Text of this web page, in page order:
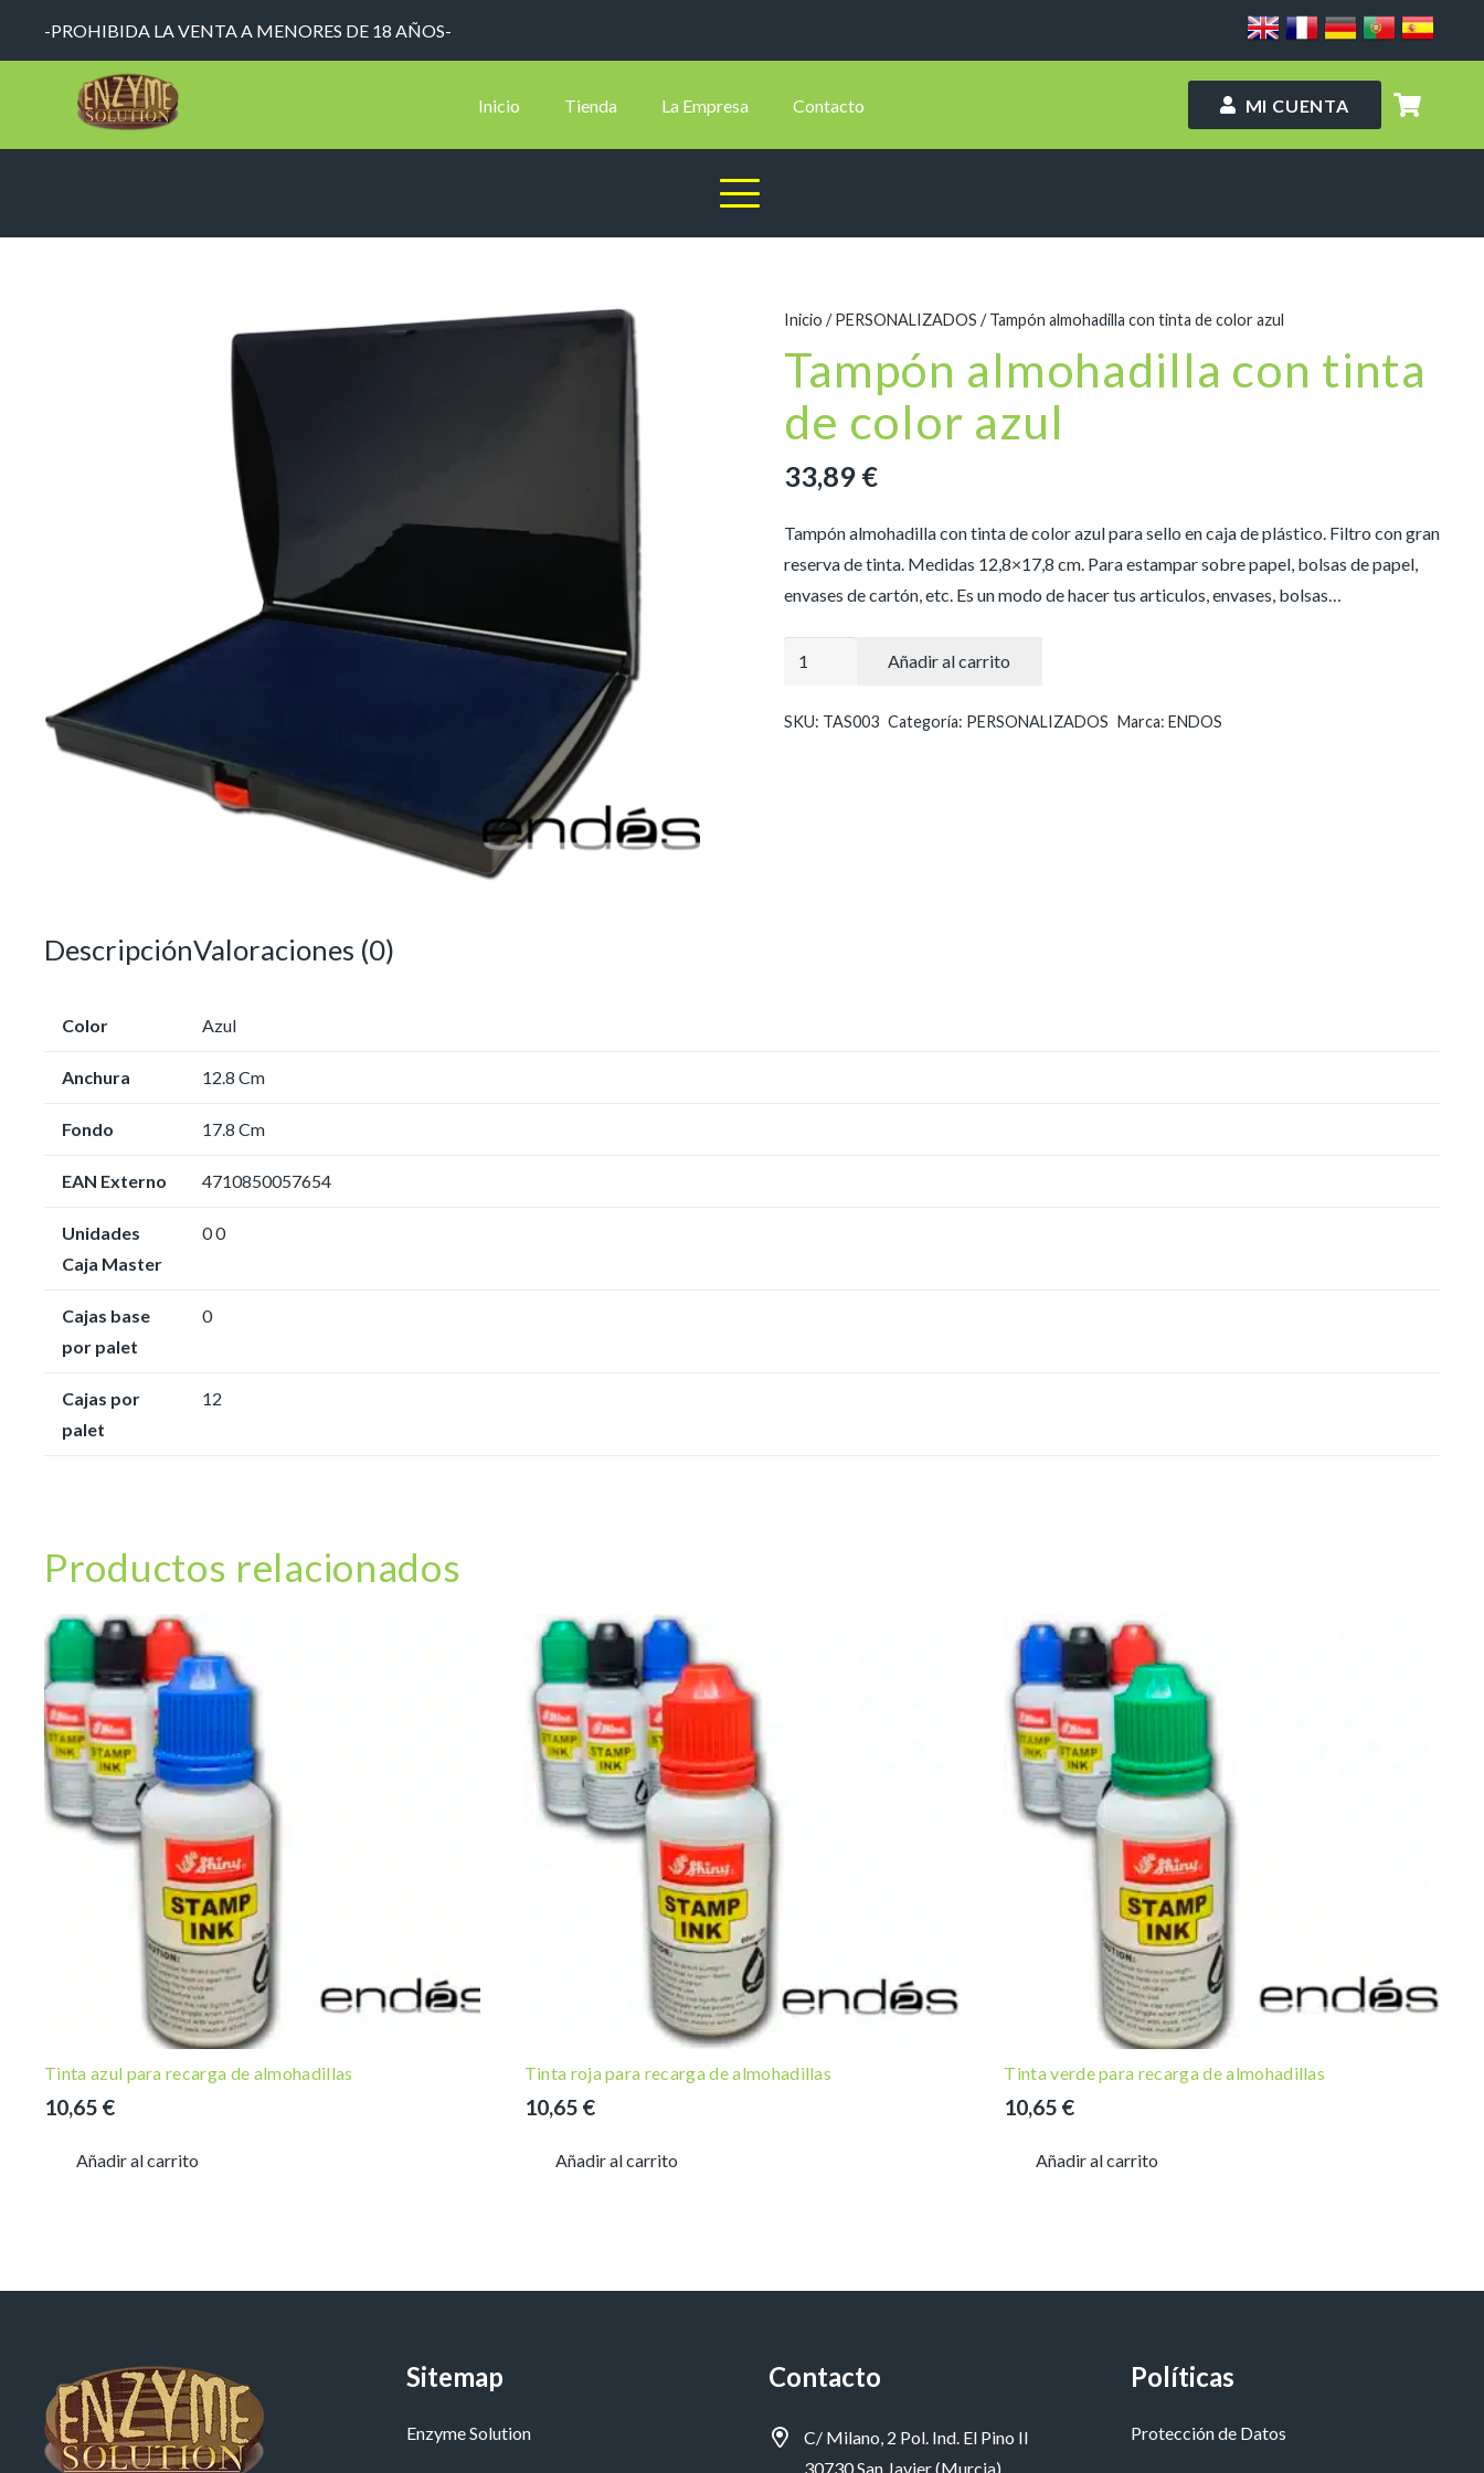
-PROHIBIDA LA VENTA A MENORES DE 18 AÑOS-
Inicio Tienda La Empresa Contacto MI CUENTA
Inicio /PERSONALIZADOS / Tampón almohadilla con tinta de color azul
Tampón almohadilla con tinta
de color azul
33,89 €
Tampón almohadilla con tinta de color azul para sello en caja de plástico. Filtro con gran
reserva de tinta. Medidas 12,8×17,8 cm. Para estampar sobre papel, bolsas de papel,
envases de cartón, etc. Es un modo de hacer tus articulos, envases, bolsas…
con
Añadir al carrito
SKU: TAS003 Categoría: PERSONALIZADOS Marca: ENDOS
DescripciónValoraciones (0)
Color Azul
Anchura 12.8 Cm
Fondo 17.8 Cm
EAN Externo 4710850057654
Unidades
Caja Master
0 0
Cajas base
por palet
0
Cajas por
palet
12
Productos relacionados
Tinta azul para recarga de almohadillas
10,65 €
Añadir al carrito
Tinta roja para recarga de almohadillas
10,65 €
Añadir al carrito
Tinta verde para recarga de almohadillas
10,65 €
Añadir al carrito
Sitemap
Enzyme Solution
Contacto
C/ Milano, 2 Pol. Ind. El Pino II
30730 San Javier (Murcia)
Políticas
Protección de Datos